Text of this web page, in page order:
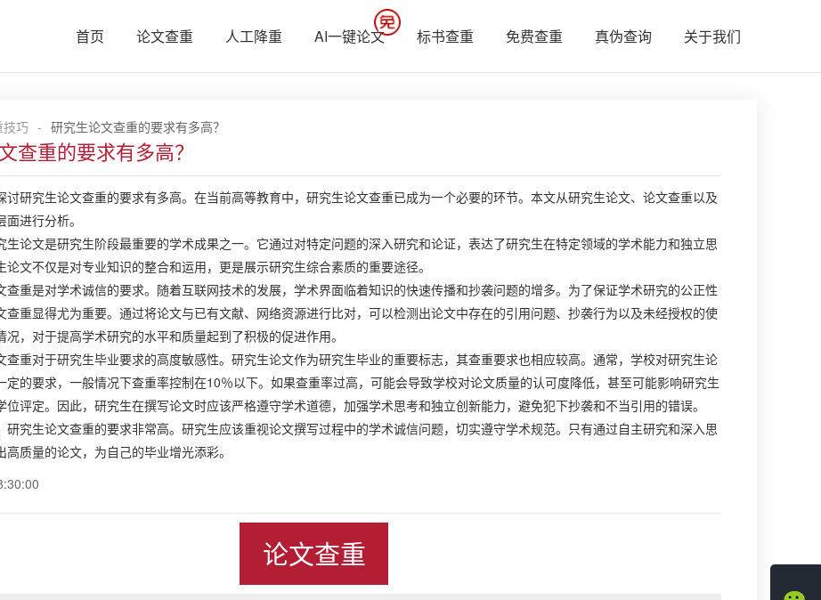
首页 论文查重 人工降重 AI一键论文 标书查重 免费查重 真伪查询 关于我们
技巧 - 研究生论文查重的要求有多高？
查重的要求有多高？
讨研究生论文查重的要求有多高。在当前高等教育中，研究生论文查重已成为一个必要的环节。本文从研究生论文、论文查重以及
进行分析。
生论文是研究生阶段最重要的学术成果之一。它通过对特定问题的深入研究和论证，表达了研究生在特定领域的学术能力和独立思
论文不仅是对专业知识的整合和运用，更是展示研究生综合素质的重要途径。
查重是对学术诚信的要求。随着互联网技术的发展，学术界面临着知识的快速传播和抄袭问题的增多。为了保证学术研究的公正性
查重显得尤为重要。通过将论文与已有文献、网络资源进行比对，可以检测出论文中存在的引用问题、抄袭行为以及未经授权的使
况，对于提高学术研究的水平和质量起到了积极的促进作用。
查重对于研究生毕业要求的高度敏感性。研究生论文作为研究生毕业的重要标志，其查重要求也相应较高。通常，学校对研究生论
定的要求，一般情况下查重率控制在10％以下。如果查重率过高，可能会导致学校对论文质量的认可度降低，甚至可能影响研究生
位评定。因此，研究生在撰写论文时应该严格遵守学术道德，加强学术思考和独立创新能力，避免犯下抄袭和不当引用的错误。
研究生论文查重的要求非常高。研究生应该重视论文撰写过程中的学术诚信问题，切实遵守学术规范。只有通过自主研究和深入思
高质量的论文，为自己的毕业增光添彩。
论文查重